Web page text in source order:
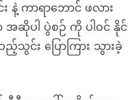
ကာရာဘောင် ဖလား
အဆိုပါ ပွဲစဉ် ကို ပါဝင် နိုင်
င်း ပြောကြား သွားခဲ့